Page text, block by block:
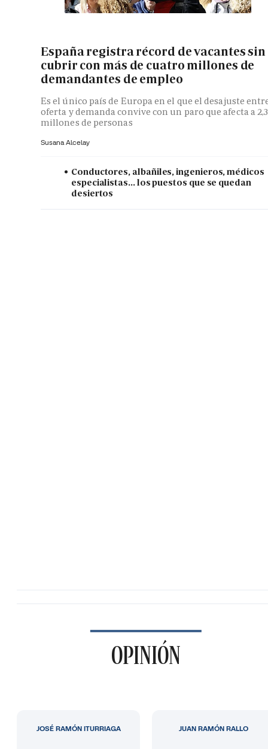
España registra récord de vacantes sin
cubrir con más de cuatro millones de
demandantes de empleo
Es el único país de Europa en el que el desajuste
oferta y demanda convive con un paro que afecta a 2,3
millones de personas
Susana Alcelay
Conductores, albañiles, ingenieros, médicos
especialistas... los puestos que se quedan
desiertos
OPINIÓN
JOSÉ RAMÓN ITURRIAGA JUAN RAMÓN RALLO